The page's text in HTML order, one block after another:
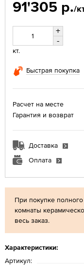
При покупке
комнаты
весь заказ.
Характеристики:
Артикул:
91'305 р./
+
-
кт.
Быстрая покупка
Расчет на месте
Гарантия и возврат
Доставка
Оплата